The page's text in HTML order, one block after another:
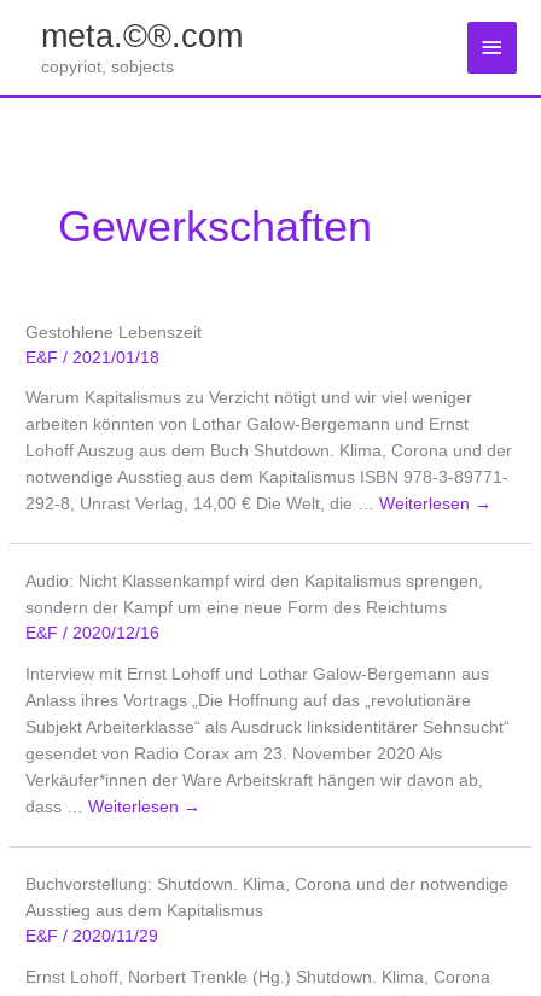
springen
meta.©®.com
copyriot, sobjects
Gewerkschaften
Gestohlene Lebenszeit
E&F/ 2021/01/18
Warum Kapitalismus zu Verzicht nötigt und wir viel weniger
arbeiten könnten von Lothar Galow-Bergemann und Ernst
Lohoff Auszug aus dem Buch Shutdown. Klima, Corona und der
notwendige Ausstieg aus dem Kapitalismus ISBN 978-3-89771-
292-8, Unrast Verlag, 14,00 € Die Welt, die …Weiterlesen →
Audio: Nicht Klassenkampf wird den Kapitalismus sprengen,
sondern der Kampf um eine neue Form des Reichtums
E&F/2020/12/16
Interview mit Ernst Lohoff und Lothar Galow-Bergemann aus
Anlass ihres Vortrags „Die Hoffnung auf das „revolutionäre
Subjekt Arbeiterklasse“ als Ausdruck linksidentitärer Sehnsucht“
gesendet von Radio Corax am 23. November 2020 Als
Verkäufer*innen der Ware Arbeitskraft hängen wir davon ab,
dass …Weiterlesen →
Buchvorstellung: Shutdown. Klima, Corona und der notwendige
Ausstieg aus dem Kapitalismus
E&F/2020/11/29
Ernst Lohoff, Norbert Trenkle (Hg.) Shutdown. Klima, Corona